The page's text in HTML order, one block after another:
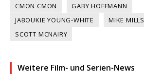
CMON CMON
GABY HOFFMANN
JABOUKIE YOUNG-WHITE
MIKE MILLS
SCOTT MCNAIRY
Weitere Film- und Serien-News